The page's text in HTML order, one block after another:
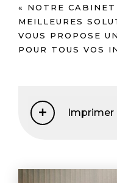
« NOTRE CABINET
MEILLEURES
VOUS PROPOSE
POUR TOUS VOS
Imprimer